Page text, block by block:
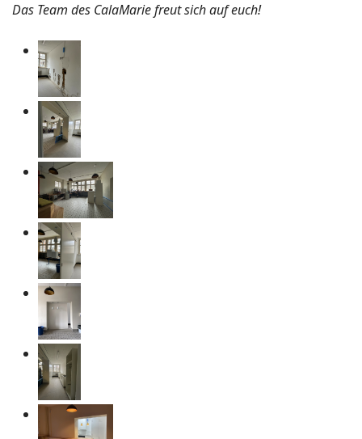
Das Team des CalaMarie freut sich auf euch!